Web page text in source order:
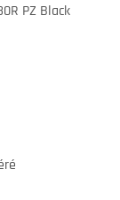
PZ Black